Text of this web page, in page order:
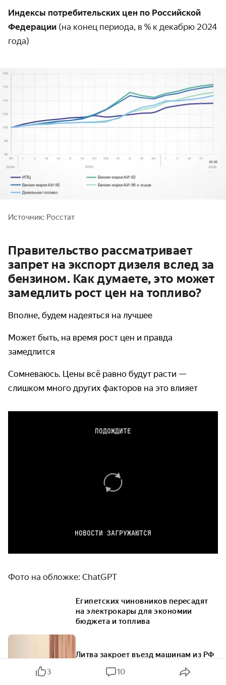
Индексы потребительских цен по Российской
Федерации (на конец периода, в % к декабрю 2024
года)
Источник: Росстат
Правительство рассматривает
запрет на экспорт дизеля вслед за
бензином. Как думаете, это может
замедлить рост цен на топливо?
Вполне, будем надеяться на лучшее
Может быть, на время рост цен и правда
замедлится
Сомневаюсь. Цены всё равно будут расти —
слишком много других факторов на это влияет
ПОДОЖДИТЕ
НОВОСТИ ЗАГРУЖАЮТСЯ
Фото на обложке: ChatGPT
Египетских чиновников пересадят
на электрокары для экономии
бюджета и топлива
Литва закроет въезд машинам из РФ
с более чем 200 литрами топлива
3 10